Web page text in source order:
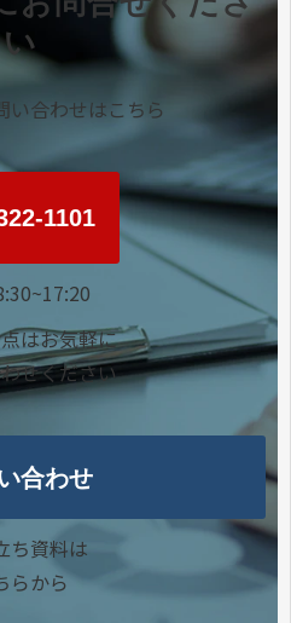
い
い合わせはこちら
1101
はお気軽に
せください
合わせ
ち資料は
らから